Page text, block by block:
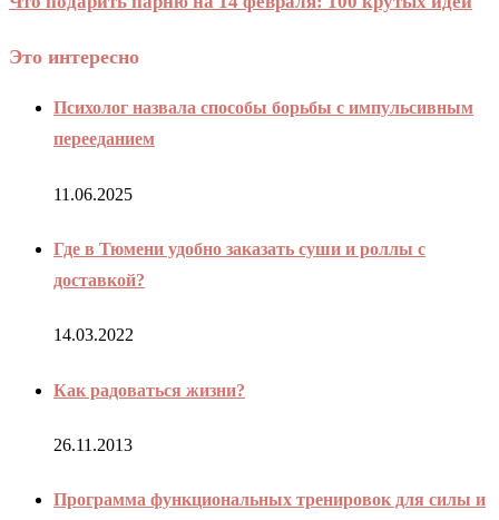
Это интересно
Психолог назвала способы борьбы с импульсивным
перееданием
11.06.2025
Где в Тюмени удобно заказать суши и роллы с
доставкой?
14.03.2022
Как радоваться жизни?
26.11.2013
Программа функциональных тренировок для силы и